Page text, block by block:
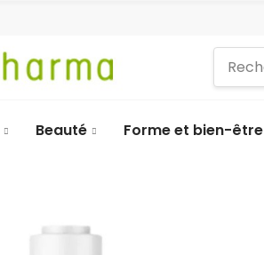
Beauté Forme et bien-être